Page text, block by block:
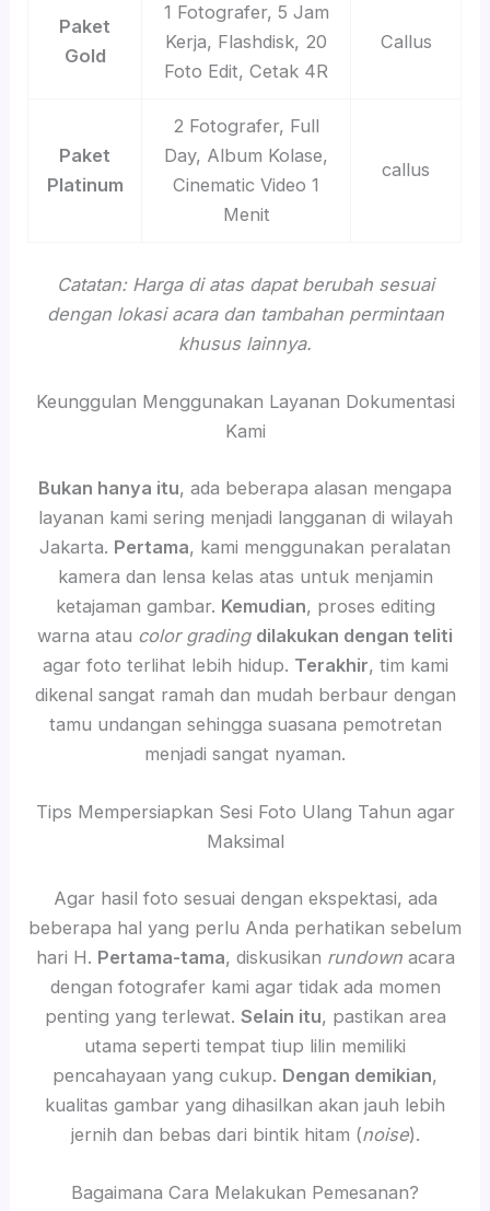
Paket
Gold
1 Fotografer, 5 Jam
Kerja, Flashdisk, 20
Foto Edit, Cetak 4R
Callus
Paket
Platinum
2 Fotografer, Full
Day, Album Kolase,
Cinematic Video 1
Menit
callus
Catatan: Harga di atas dapat berubah sesuai
dengan lokasi acara dan tambahan permintaan
khusus lainnya.
Keunggulan Menggunakan Layanan Dokumentasi
Kami
Bukan hanya itu, ada beberapa alasan mengapa
layanan kami sering menjadi langganan di wilayah
Jakarta. Pertama, kami menggunakan peralatan
kamera dan lensa kelas atas untuk menjamin
ketajaman gambar. Kemudian, proses editing
warna atau color grading dilakukan dengan teliti
agar foto terlihat lebih hidup. Terakhir, tim kami
dikenal sangat ramah dan mudah berbaur dengan
tamu undangan sehingga suasana pemotretan
menjadi sangat nyaman.
Tips Mempersiapkan Sesi Foto Ulang Tahun agar
Maksimal
Agar hasil foto sesuai dengan ekspektasi, ada
beberapa hal yang perlu Anda perhatikan sebelum
hari H. Pertama-tama, diskusikan rundownacara
dengan fotografer kami agar tidak ada momen
penting yang terlewat. Selain itu, pastikan area
utama seperti tempat tiup lilin memiliki
pencahayaan yang cukup. Dengan demikian,
kualitas gambar yang dihasilkan akan jauh lebih
jernih dan bebas dari bintik hitam (noise).
Bagaimana Cara Melakukan Pemesanan?